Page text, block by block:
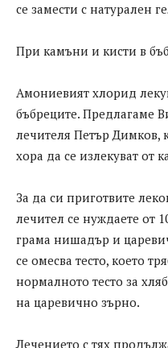
се замести с натурален
При камъни и кисти в
Амониевият хлорид
бъбреците. Предлагаме
лечителя Петър Димков,
хора да се излекуват от
За да си приготвите
лечител се нуждаете от
грама нишадър и
се омесва тесто, което
нормалното тесто за
на царевично зърно.
Лечението с тях